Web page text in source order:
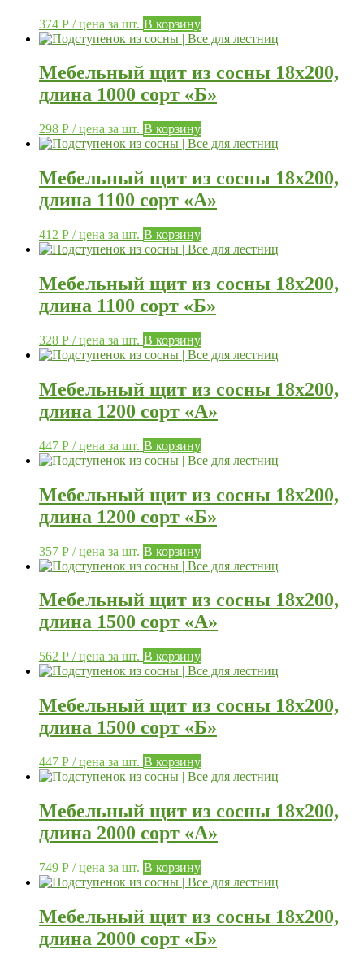
374 Р / цена за шт. В корзину
Мебельный щит из сосны 18х200,
длина 1000 сорт «Б»
298 Р / цена за шт. В корзину
Мебельный щит из сосны 18х200,
длина 1100 сорт «А»
412 Р / цена за шт. В корзину
Мебельный щит из сосны 18х200,
длина 1100 сорт «Б»
328 Р / цена за шт. В корзину
Мебельный щит из сосны 18х200,
длина 1200 сорт «А»
447 Р / цена за шт. В корзину
Мебельный щит из сосны 18х200,
длина 1200 сорт «Б»
357 Р / цена за шт. В корзину
Мебельный щит из сосны 18х200,
длина 1500 сорт «А»
562 Р / цена за шт. В корзину
Мебельный щит из сосны 18х200,
длина 1500 сорт «Б»
447 Р / цена за шт. В корзину
Мебельный щит из сосны 18х200,
длина 2000 сорт «А»
749 Р / цена за шт. В корзину
Мебельный щит из сосны 18х200,
длина 2000 сорт «Б»